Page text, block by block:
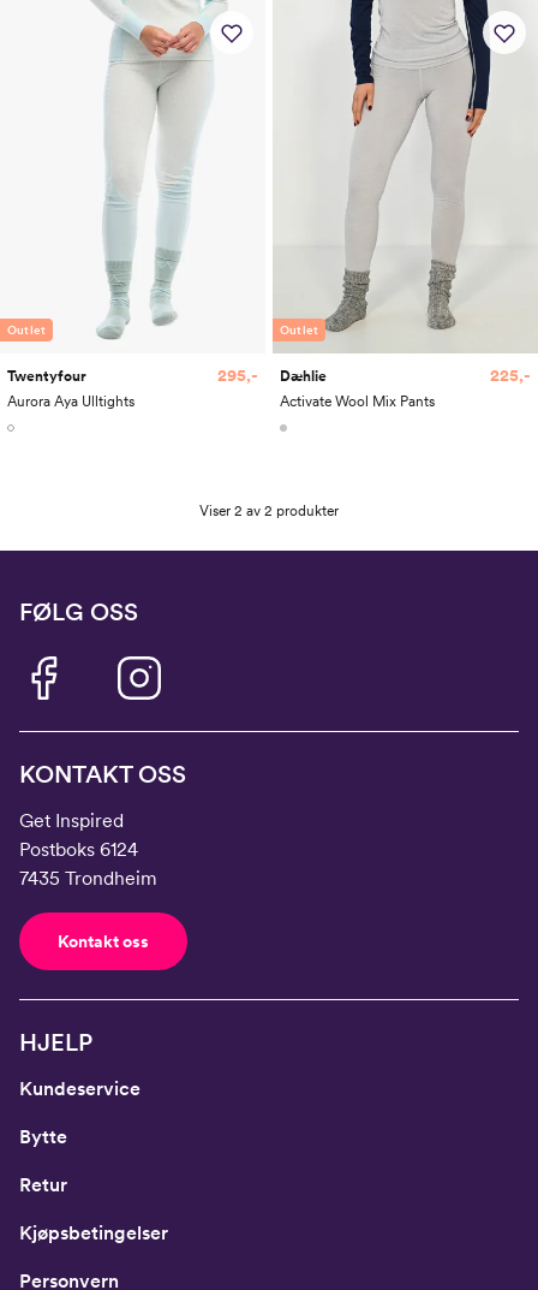
Outlet
Twentyfour
Aurora Aya Ulltights
295,-
Outlet
Dæhlie
Activate Wool Mix Pants
225,-
Viser 2 av 2 produkter
FØLG OSS
KONTAKT OSS
Get Inspired
Postboks 6124
7435 Trondheim
Kontakt oss
HJELP
Kundeservice
Bytte
Retur
Kjøpsbetingelser
Personvern